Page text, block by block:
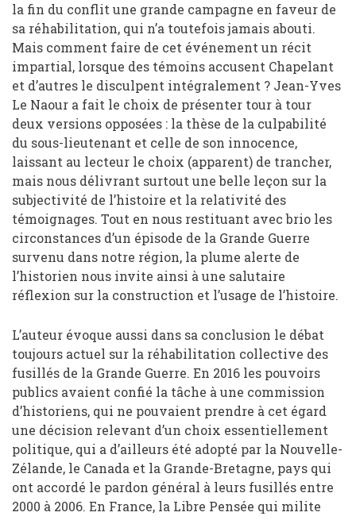
la fin du conflit une grande campagne en faveur de
sa réhabilitation, qui n’a toutefois jamais abouti.
Mais comment faire de cet événement un récit
impartial, lorsque des témoins accusent Chapelant
et d’autres le disculpent intégralement ? Jean-Yves
Le Naour a fait le choix de présenter tour à tour
deux versions opposées : la thèse de la culpabilité
du sous-lieutenant et celle de son innocence,
laissant au lecteur le choix (apparent) de trancher,
mais nous délivrant surtout une belle leçon sur la
subjectivité de l’histoire et la relativité des
témoignages. Tout en nous restituant avec brio les
circonstances d’un épisode de la Grande Guerre
survenu dans notre région, la plume alerte de
l’historien nous invite ainsi à une salutaire
réflexion sur la construction et l’usage de l’histoire.
L’auteur évoque aussi dans sa conclusion le débat
toujours actuel sur la réhabilitation collective des
fusillés de la Grande Guerre. En 2016 les pouvoirs
publics avaient confié la tâche à une commission
d’historiens, qui ne pouvaient prendre à cet égard
une décision relevant d’un choix essentiellement
politique, qui a d’ailleurs été adopté par la Nouvelle-
Zélande, le Canada et la Grande-Bretagne, pays qui
ont accordé le pardon général à leurs fusillés entre
2000 à 2006. En France, la Libre Pensée qui milite